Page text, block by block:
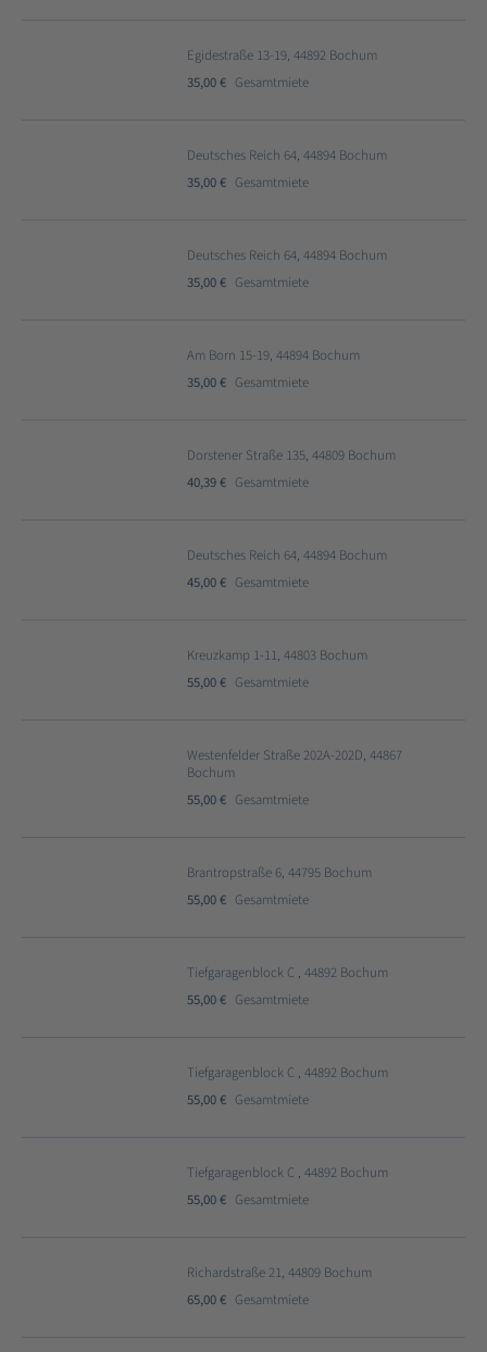
Egidestraße 13-19, 44892 Bochum
35,00 € Gesamtmiete
Deutsches Reich 64, 44894 Bochum
35,00 € Gesamtmiete
Deutsches Reich 64, 44894 Bochum
35,00 € Gesamtmiete
Am Born 15-19, 44894 Bochum
35,00 € Gesamtmiete
Dorstener Straße 135, 44809 Bochum
40,39 € Gesamtmiete
Deutsches Reich 64, 44894 Bochum
45,00 € Gesamtmiete
Kreuzkamp 1-11, 44803 Bochum
55,00 € Gesamtmiete
Westenfelder Straße 202A-202D, 44867
Bochum
55,00 € Gesamtmiete
Brantropstraße 6, 44795 Bochum
55,00 € Gesamtmiete
Tiefgaragenblock C , 44892 Bochum
55,00 € Gesamtmiete
Tiefgaragenblock C , 44892 Bochum
55,00 € Gesamtmiete
Tiefgaragenblock C , 44892 Bochum
55,00 € Gesamtmiete
Richardstraße 21, 44809 Bochum
65,00 € Gesamtmiete